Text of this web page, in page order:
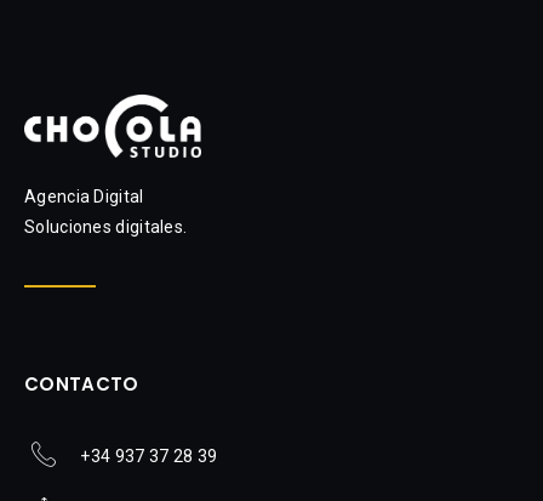
Agencia Digital
Soluciones digitales.
CONTACTO
+34 937 37 28 39